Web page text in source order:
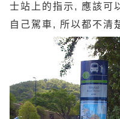
士站上的指示, 應該可
自己駕車, 所以都不清